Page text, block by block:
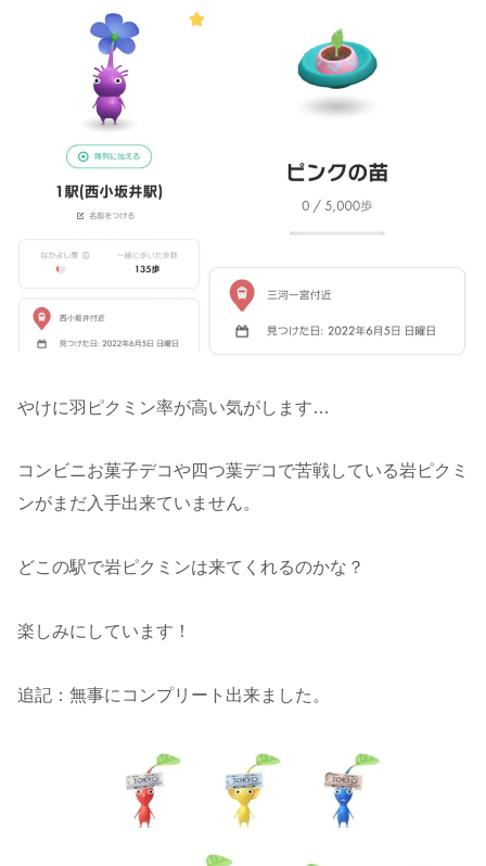
やけに羽ピクミン率が高い気がします…
コンビニお菓子デコや四つ葉デコで苦戦している岩ピクミ
ンがまだ入手出来ていません。
どこの駅で岩ピクミンは来てくれるのかな？
楽しみにしています！
追記：無事にコンプリート出来ました。